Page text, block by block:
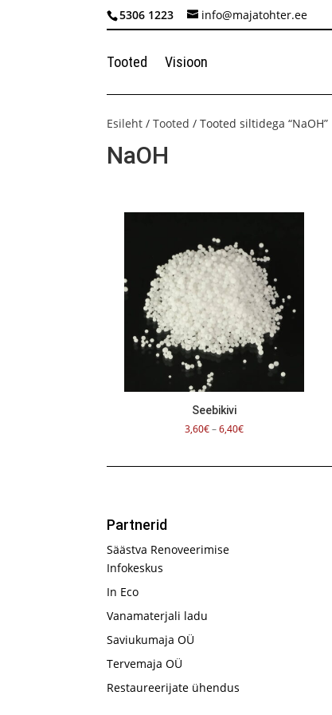
5306 1223 info@majatohter.ee
Tooted Visioon
Esileht /Tooted / Tooted siltidega “NaOH”
NaOH
Seebikivi
3,60€–6,40€Hinnavahemik:
Partnerid
Säästva Renoveerimise
Infokeskus
In Eco
Vanamaterjali ladu
Saviukumaja OÜ
Tervemaja OÜ
Restaureerijate ühendus